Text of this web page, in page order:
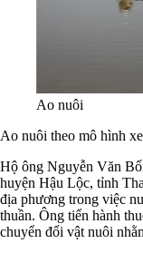
Ao nuôi
Ao nuôi theo mô hình
Hộ ông Nguyễn Văn
huyện Hậu Lộc, tỉnh
địa phương trong việc
thuần. Ông tiến hành
chuyển đổi vật nuôi